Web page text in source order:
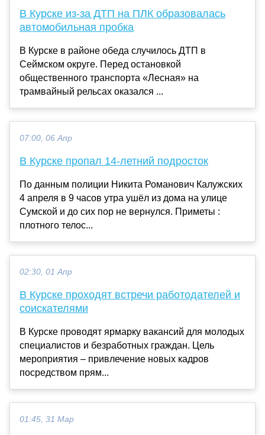
В Курске из-за ДТП на ПЛК образовалась
автомобильная пробка
В Курске в районе обеда случилось ДТП в
Сеймском округе. Перед остановкой
общественного транспорта «Лесная» на
трамвайный рельсах оказался ...
07:00, 06 Апр
В Курске пропал 14-летний подросток
По данным полиции Никита Романович Калужских
4 апреля в 9 часов утра ушёл из дома на улице
Сумской и до сих пор не вернулся. Приметы :
плотного телос...
02:30, 01 Апр
В Курске проходят встречи работодателей и
соискателями
В Курске проводят ярмарку вакансий для молодых
специалистов и безработных граждан. Цель
мероприятия – привлечение новых кадров
посредством прям...
01:45, 31 Мар